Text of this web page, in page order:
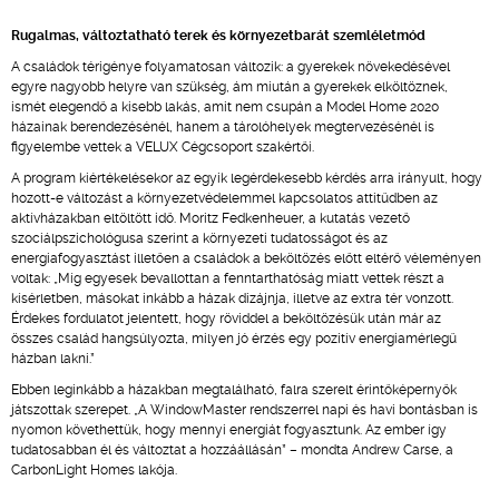
Rugalmas, változtatható terek és környezetbarát szemléletmód
A családok térigénye folyamatosan változik: a gyerekek növekedésével
egyre nagyobb helyre van szükség, ám miután a gyerekek elköltöznek,
ismét elegendő a kisebb lakás, amit nem csupán a Model Home 2020
házainak berendezésénél, hanem a tárolóhelyek megtervezésénél is
figyelembe vettek a VELUX Cégcsoport szakértői.
A program kiértékelésekor az egyik legérdekesebb kérdés arra irányult, hogy
hozott-e változást a környezetvédelemmel kapcsolatos attitűdben az
aktívházakban eltöltött idő. Moritz Fedkenheuer, a kutatás vezető
szociálpszichológusa szerint a környezeti tudatosságot és az
energiafogyasztást illetően a családok a beköltözés előtt eltérő véleményen
voltak: „Míg egyesek bevallottan a fenntarthatóság miatt vettek részt a
kísérletben, másokat inkább a házak dizájnja, illetve az extra tér vonzott.
Érdekes fordulatot jelentett, hogy röviddel a beköltözésük után már az
összes család hangsúlyozta, milyen jó érzés egy pozitív energiamérlegű
házban lakni.”
Ebben leginkább a házakban megtalálható, falra szerelt érintőképernyők
játszottak szerepet. „A WindowMaster rendszerrel napi és havi bontásban is
nyomon követhettük, hogy mennyi energiát fogyasztunk. Az ember így
tudatosabban él és változtat a hozzáállásán” – mondta Andrew Carse, a
CarbonLight Homes lakója.